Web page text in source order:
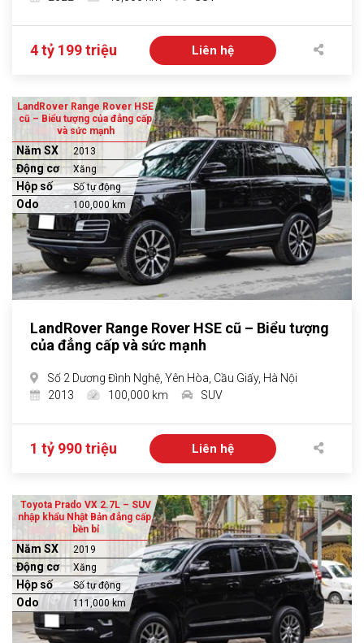
4 tỷ 199 triệu Liên hệ
LandRover Range Rover HSE
cũ – Biểu tượng của đẳng cấp
và sức mạnh
Năm SX 2013
Động cơ Xăng
Hộp số Số tự động
Odo 100,000 km
LandRover Range Rover HSE cũ – Biểu tượng
của đẳng cấp và sức mạnh
Số 2 Dương Đình Nghệ, Yên Hòa, Cầu Giấy, Hà Nội
2013
100,000 km SUV
1 tỷ 990 triệu Liên hệ
Toyota Prado VX 2.7L – SUV
nhập khẩu Nhật Bản đẳng cấp,
bền bỉ
Năm SX 2019
Động cơ Xăng
Hộp số Số tự động
Odo 111,000 km